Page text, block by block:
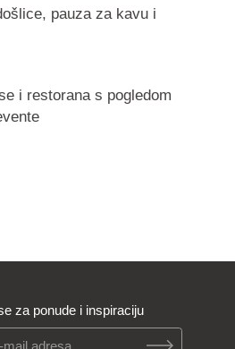
pauza za kavu i
i restorana s pogledom
za ponude i inspiraciju